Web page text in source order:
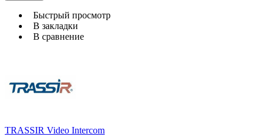
Быстрый просмотр
В закладки
В сравнение
TRASSIR Video Intercom